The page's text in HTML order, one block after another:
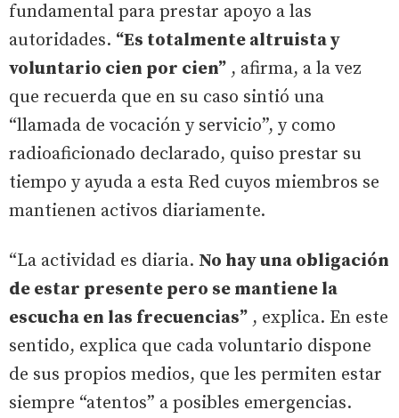
fundamental para prestar apoyo a las
autoridades. “Es totalmente altruista y
voluntario cien por cien” , afirma, a la vez
que recuerda que en su caso sintió una
“llamada de vocación y servicio”, y como
radioaficionado declarado, quiso prestar su
tiempo y ayuda a esta Red cuyos miembros se
mantienen activos diariamente.
“La actividad es diaria. No hay una obligación
de estar presente pero se mantiene la
escucha en las frecuencias” , explica. En este
sentido, explica que cada voluntario dispone
de sus propios medios, que les permiten estar
siempre “atentos” a posibles emergencias.